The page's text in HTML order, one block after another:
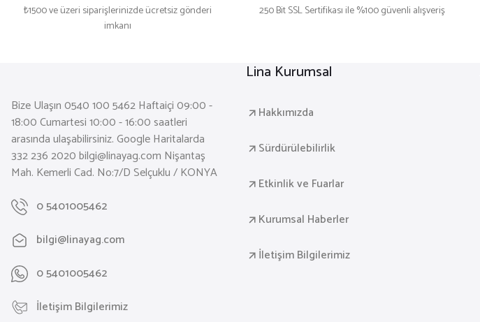
₺1500 ve üzeri siparişlerinizde ücretsiz gönderi
imkanı
250 Bit SSL Sertifikası ile %100 güvenli alışveriş
Bize Ulaşın 0540 100 5462 Haftaiçi 09:00 -
18:00 Cumartesi 10:00 - 16:00 saatleri
arasında ulaşabilirsiniz. Google Haritalarda
332 236 2020 bilgi@linayag.com Nişantaş
Mah. Kemerli Cad. No:7/D Selçuklu / KONYA
0 5401005462
bilgi@linayag.com
0 5401005462
İletişim Bilgilerimiz
Lina Kurumsal
Hakkımızda
Sürdürülebilirlik
Etkinlik ve Fuarlar
Kurumsal Haberler
İletişim Bilgilerimiz